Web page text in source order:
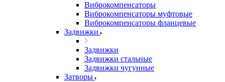
Виброкомпенсаторы
Виброкомпенсаторы муфтовые
Виброкомпенсаторы фланцевые
Задвижки
Задвижки
Задвижки стальные
Задвижки чугунные
Затворы